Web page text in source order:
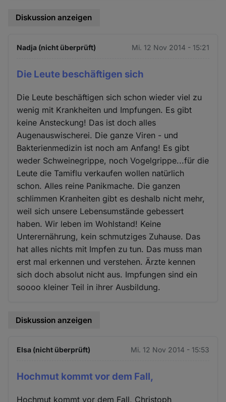
Diskussion anzeigen
Nadja (nicht überprüft) Mi. 12 Nov 2014 - 15:21
Die Leute beschäftigen sich
Die Leute beschäftigen sich schon wieder viel zu
wenig mit Krankheiten und Impfungen. Es gibt
keine Ansteckung! Das ist doch alles
Augenauswischerei. Die ganze Viren - und
Bakterienmedizin ist noch am Anfang! Es gibt
weder Schweinegrippe, noch Vogelgrippe...für die
Leute die Tamiflu verkaufen wollen natürlich
schon. Alles reine Panikmache. Die ganzen
schlimmen Kranheiten gibt es deshalb nicht mehr,
weil sich unsere Lebensumstände gebessert
haben. Wir leben im Wohlstand! Keine
Unterernährung, kein schmutziges Zuhause. Das
hat alles nichts mit Impfen zu tun. Das muss man
erst mal erkennen und verstehen. Ärzte kennen
sich doch absolut nicht aus. Impfungen sind ein
soooo kleiner Teil in ihrer Ausbildung.
Diskussion anzeigen
Elsa (nicht überprüft) Mi. 12 Nov 2014 - 15:53
Hochmut kommt vor dem Fall,
Hochmut kommt vor dem Fall, Christoph